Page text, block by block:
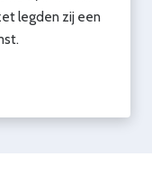
legden zij een